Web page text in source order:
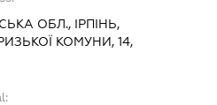
ОБЛ., ІРПІНЬ,
КОМУНИ, 14,